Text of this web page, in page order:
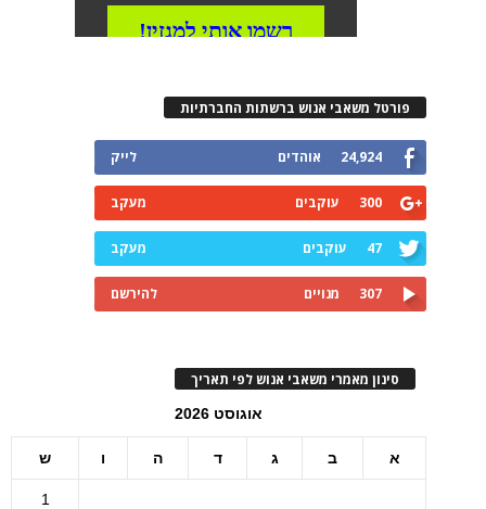
פורטל משאבי אנוש ברשתות החברתיות
24,924 אוהדים לייק
300 עוקבים מעקב
47 עוקבים מעקב
307 מנויים להירשם
סינון מאמרי משאבי אנוש לפי תאריך
אוגוסט 2026
א ב ג ד ה ו ש
1